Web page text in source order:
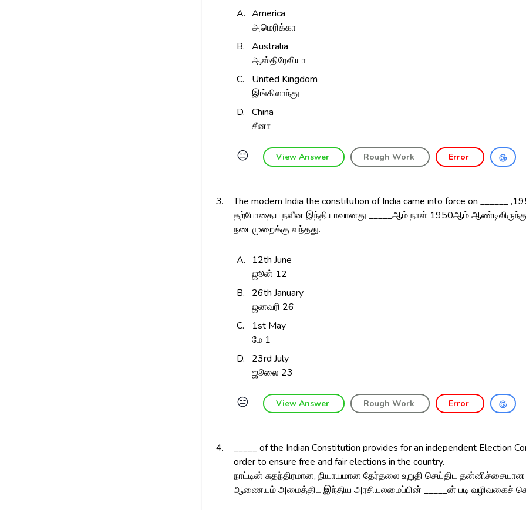
A. America
அமெரிக்கா
B.
Australia
ஆஸ்திரேலியா
C.
United Kingdom
இங்கிலாந்து
D.
China
சீனா
😑 View Answer Rough Work Error
3.
The modern India the constitution of India came into force on ______
தற்போதைய நவீன இந்தியாவானது _____ஆம் நாள் 1950ஆம்
நடைமுறைக்கு வந்தது.
A.
12th June
ஜூன் 12
B.
26th January
ஜனவரி 26
C.
1st May
மே 1
D.
23rd July
ஜூலை 23
😑 View Answer Rough Work Error
4.
_____ of the Indian Constitution provides for an independent Election
order to ensure free and fair elections in the country.
நாட்டின் சுதந்திரமான, நியாயமான தேர்தலை உறுதி செய்திட
ஆணையம் அமைத்திட இந்திய அரசியலமைப்பின் _____ன் படி வழிவகைச்